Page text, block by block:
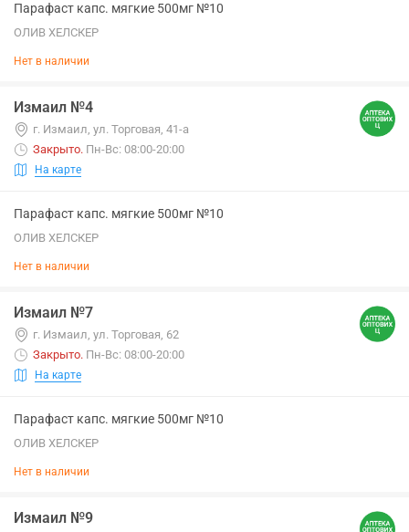
Парафаст капс. мягкие 500мг №10
ОЛИВ ХЕЛСКЕР
Нет в наличии
Измаил №4
г. Измаил, ул. Торговая, 41-а
Закрыто. Пн-Вс: 08:00-20:00
На карте
Парафаст капс. мягкие 500мг №10
ОЛИВ ХЕЛСКЕР
Нет в наличии
Измаил №7
г. Измаил, ул. Торговая, 62
Закрыто. Пн-Вс: 08:00-20:00
На карте
Парафаст капс. мягкие 500мг №10
ОЛИВ ХЕЛСКЕР
Нет в наличии
Измаил №9